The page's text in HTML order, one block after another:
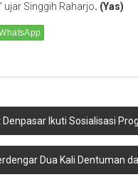
ujar Singgih Raharjo. (Yas)
Ikuti Sosialisasi
Dua Kali Dentuman